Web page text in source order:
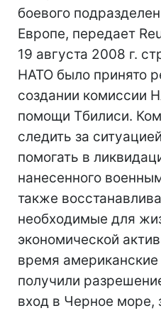
боевого
Европе, передает
19 августа 2008 г.
НАТО было принято
создании комиссии
помощи Тбилиси.
следить за
помогать в
нанесенного
также
необходимые для
экономической
время
получили
вход в Черное море,